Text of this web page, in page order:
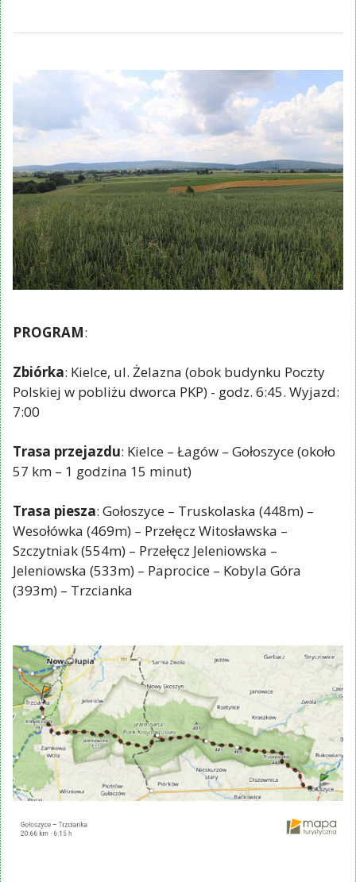
PROGRAM:
Zbiórka: Kielce, ul. Żelazna (obok budynku Poczty
Polskiej w pobliżu dworca PKP) - godz. 6:45. Wyjazd:
7:00
Trasa przejazdu: Kielce – Łagów – Gołoszyce (około
57 km – 1 godzina 15 minut)
Trasa piesza: Gołoszyce – Truskolaska (448m) –
Wesołówka (469m) – Przełęcz Witosławska –
Szczytniak (554m) – Przełęcz Jeleniowska –
Jeleniowska (533m) – Paprocice – Kobyla Góra
(393m) – Trzcianka